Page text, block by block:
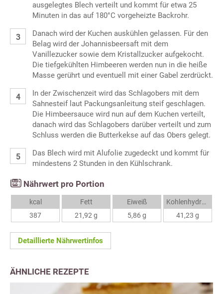
ausgelegtes Blech verteilt und kommt für etwa 25
Minuten in das auf 180°C vorgeheizte Backrohr.
Danach wird der Kuchen auskühlen gelassen. Für den
Belag wird der Johannisbeersaft mit dem
Vanillezucker sowie dem Kristallzucker aufgekocht.
Die tiefgekühlten Himbeeren werden nun in die heiße
Masse gerührt und eventuell mit einer Gabel zerdrückt.
In der Zwischenzeit wird das Schlagobers mit dem
Sahnesteif laut Packungsanleitung steif geschlagen.
Die Himbeersauce wird nun auf dem Kuchen verteilt,
danach wird das Schlagobers darüber verteilt und zum
Schluss werden die Butterkekse auf das Obers gelegt.
Das Blech wird mit Alufolie zugedeckt und kommt für
mindestens 2 Stunden in den Kühlschrank.
Nährwert pro Portion
kcal
387
Fett
21,92 g
Eiweiß
5,86 g
Kohlenhydrate
41,23 g
Detaillierte Nährwertinfos
ÄHNLICHE REZEPTE